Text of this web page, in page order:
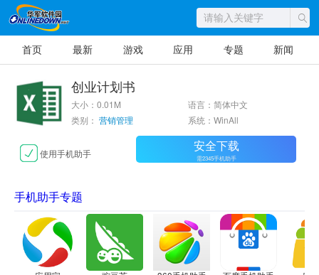
首页 最新 游戏 应用 专题 新闻
创业计划书
大小：0.01M
语言：简体中文
类别： 营销管理 系统：WinAll
使用手机助手 安全下载
需2345手机助手
手机助手专题